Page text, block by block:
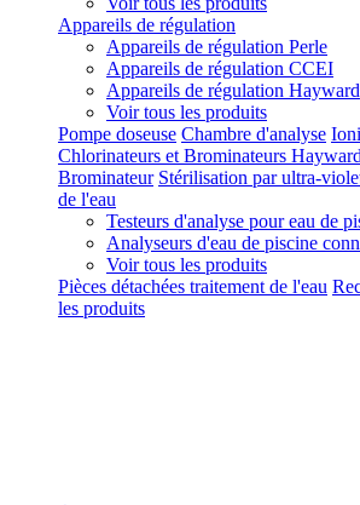
Appareils de régulation
Appareils de régulation Perle
Appareils de régulation CCEI
Appareils de régulation Hayward
Voir tous les produits
Pompe doseuse Chambre d'analyse
Chlorinateurs et Brominateurs Hayward
Brominateur Stérilisation par ultra-
de l'eau
Testeurs d'analyse pour eau de
Analyseurs d'eau de piscine
Voir tous les produits
Pièces détachées traitement de l'eau
les produits